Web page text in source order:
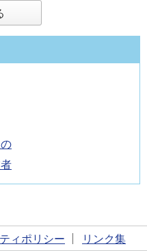
ィポリシー リンク集